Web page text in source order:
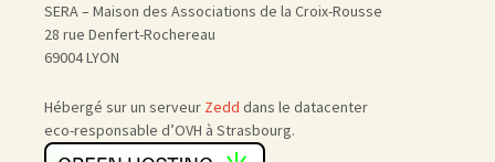
SERA – Maison des Associations de la Croix-Rousse
28 rue Denfert-Rochereau
69004 LYON
Hébergé sur un serveur Zedd dans le datacenter
eco-responsable d’OVH à Strasbourg.